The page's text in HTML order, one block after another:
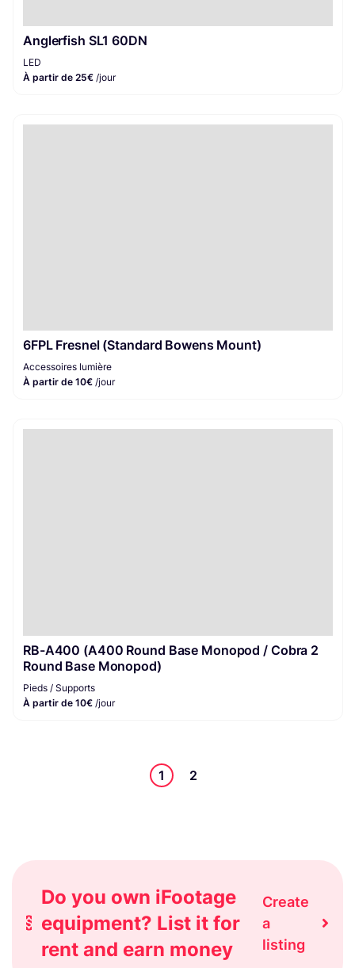
Anglerfish SL1 60DN
LED
À partir de 25€ /jour
6FPL Fresnel (Standard Bowens Mount)
Accessoires lumière
À partir de 10€ /jour
RB-A400 (A400 Round Base Monopod / Cobra 2
Round Base Monopod)
Pieds / Supports
À partir de 10€ /jour
1 2
Do you own iFootage
equipment? List it for
rent and earn money
Create
a
listing